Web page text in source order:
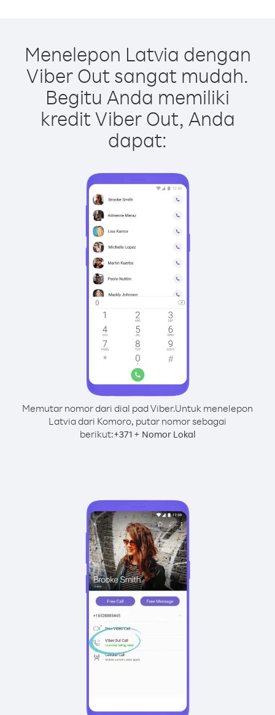
Menelepon Latvia dengan
Viber Out sangat mudah.
Begitu Anda memiliki
kredit Viber Out, Anda
dapat:
Memutar nomor dari dial pad Viber.Untuk menelepon
Latvia dari Komoro, putar nomor sebagai
berikut:+371+ Nomor Lokal